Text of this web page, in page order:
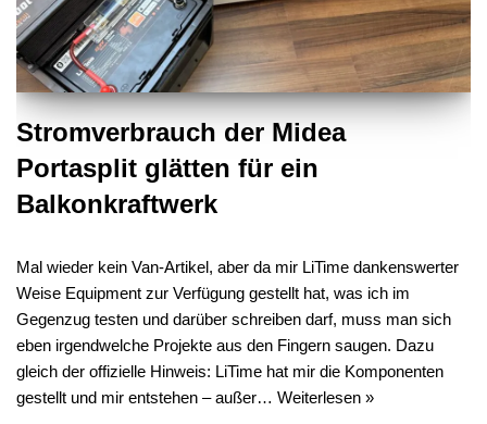
Stromverbrauch der Midea
Portasplit glätten für ein
Balkonkraftwerk
Mal wieder kein Van-Artikel, aber da mir LiTime dankenswerter
Weise Equipment zur Verfügung gestellt hat, was ich im
Gegenzug testen und darüber schreiben darf, muss man sich
eben irgendwelche Projekte aus den Fingern saugen. Dazu
gleich der offizielle Hinweis: LiTime hat mir die Komponenten
gestellt und mir entstehen – außer… Weiterlesen »